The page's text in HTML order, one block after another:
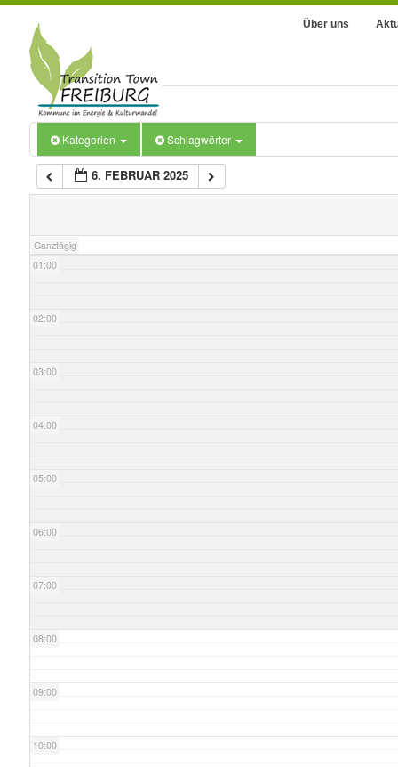
Über uns
Kategorien Schlagwörter
6. FEBRUAR 2025
Ganztägig
01:00
02:00
03:00
04:00
05:00
06:00
07:00
08:00
09:00
10:00